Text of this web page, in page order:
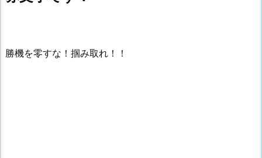
勝機を零すな！掴み取れ！！